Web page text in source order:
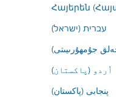
Հայերեն
עברית (ישראל)
جۇمھۇرىيىتى)
اُردو (پاکستان)
پنجابی (پاکستان)